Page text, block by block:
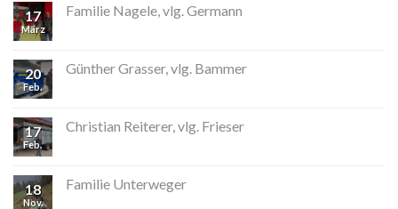
17
März
Familie Nagele, vlg. Germann
20
Feb.
Günther Grasser, vlg. Bammer
17
Feb.
Christian Reiterer, vlg. Frieser
18
Nov.
Familie Unterweger